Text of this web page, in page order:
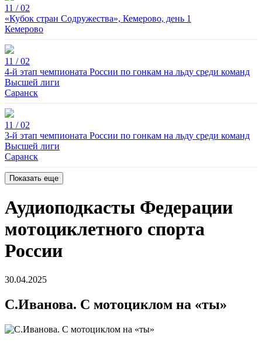
11 / 02
«Кубок стран Содружества», Кемерово, день 1
Кемерово
11 / 02
4-й этап чемпионата России по гонкам на льду среди команд
Высшей лиги
Саранск
11 / 02
3-й этап чемпионата России по гонкам на льду среди команд
Высшей лиги
Саранск
Показать еще
Аудиоподкасты Федерации
мотоциклетного спорта
России
30.04.2025
С.Иванова. С мотоциклом на «ты»